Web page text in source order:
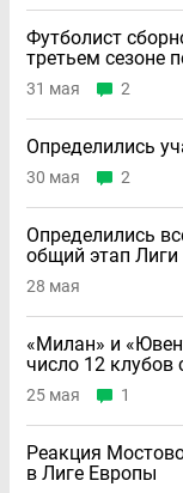
Футболист
третьем сезоне
31 мая 2
Определились
30 мая 2
Определились
общий этап
28 мая
«Милан» и
число 12
25 мая 1
Реакция
в Лиге Европы